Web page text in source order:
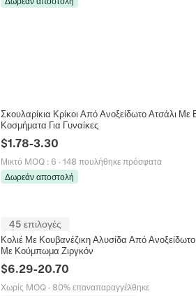
Σκουλαρίκια Κρίκοι Από Ανοξείδωτο Ατσάλι
Κοσμήματα Για Γυναίκες
$1.78-3.30
Μικτό MOQ : 6 · 148 πουλήθηκε πρόσφατα
Δωρεάν αποστολή
45 επιλογές
Κολιέ Με Κουβανέζικη Αλυσίδα Από
Με Κούμπωμα Ζιργκόν
$6.29-20.70
Χωρίς MOQ · 80% επαναπαραγγέλθηκε